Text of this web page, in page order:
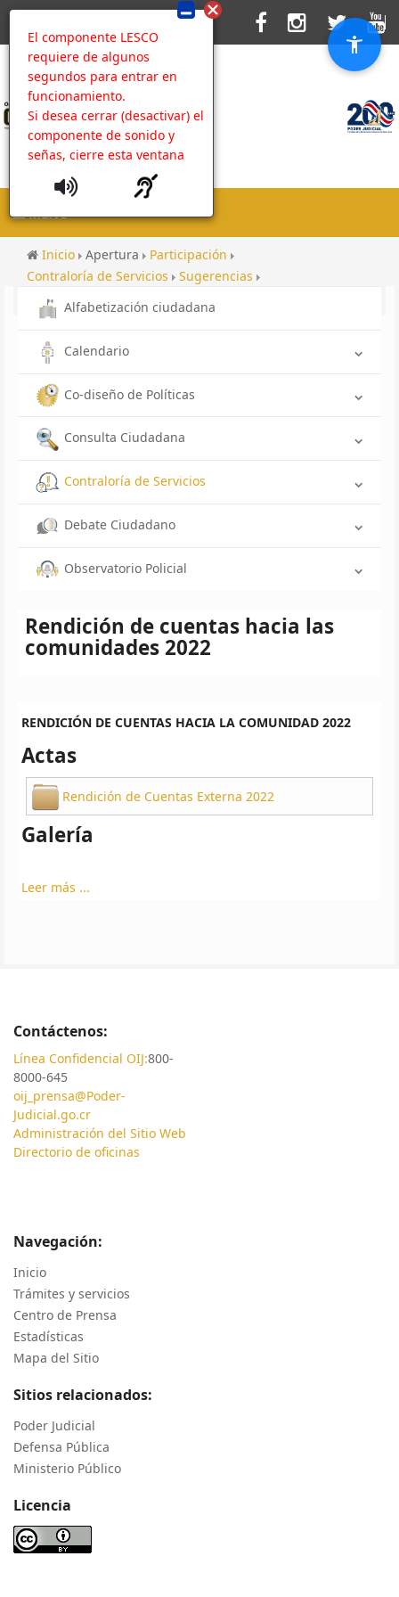
El componente LESCO
requiere de algunos
segundos para entrar en
funcionamiento.
Si desea cerrar (desactivar) el
componente de sonido y
señas, cierre esta ventana
MENU
Inicio Apertura
Participación
Contraloría de Servicios
Sugerencias
Rendición de cuentas hacia las comunidades 2022
Alfabetización ciudadana
Calendario
Co-diseño de Políticas
Consulta Ciudadana
Contraloría de Servicios
Debate Ciudadano
Observatorio Policial
Rendición de cuentas hacia las
comunidades 2022
RENDICIÓN DE CUENTAS HACIA LA COMUNIDAD 2022
Actas
Rendición de Cuentas Externa 2022
Galería
Leer más ...
Contáctenos:
Línea Confidencial OIJ:800-
8000-645
oij_prensa@Poder-
Judicial.go.cr
Administración del Sitio Web
Directorio de oficinas
Navegación:
Inicio
Trámites y servicios
Centro de Prensa
Estadísticas
Mapa del Sitio
Sitios relacionados:
Poder Judicial
Defensa Pública
Ministerio Público
Licencia